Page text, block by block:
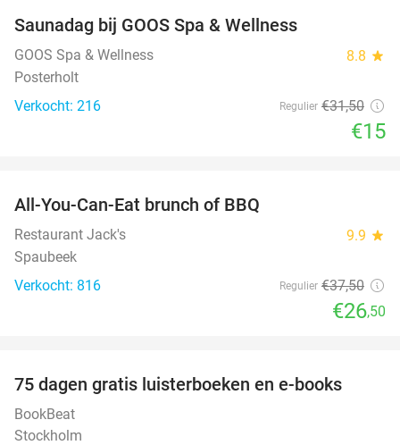
Saunadag bij GOOS Spa & Wellness
GOOS Spa & Wellness 8.8 star
Posterholt
Verkocht: 216
Regulier €31,50
€15
All-You-Can-Eat brunch of BBQ
Restaurant Jack's 9.9 star
Spaubeek
Verkocht: 816
Regulier €37,50
€26,50
75 dagen gratis luisterboeken en e-books
BookBeat
Stockholm